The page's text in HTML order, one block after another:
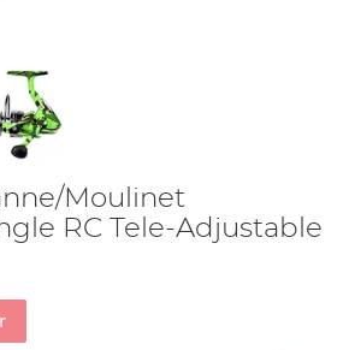
Moulinet
RC Tele-Adjustable